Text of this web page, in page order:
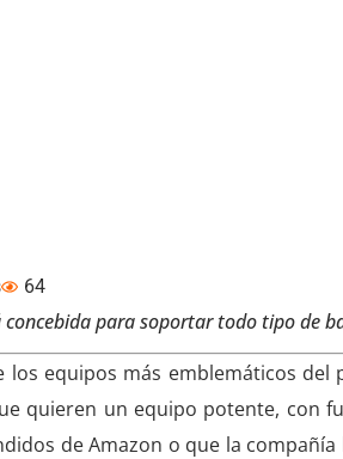
64
para soportar todo tipo de
equipos más emblemáticos del
quieren un equipo potente, con
de Amazon o que la